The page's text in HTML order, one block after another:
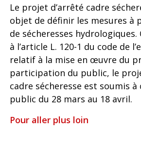
Le projet d’arrêté cadre
objet de définir les mesures à
de sécheresses
à l’article L. 120-1 du code de
relatif à la mise en œuvre du
participation du public, le
cadre sécheresse est soumis
public du 28 mars au 18 avril.
Pour aller plus loin